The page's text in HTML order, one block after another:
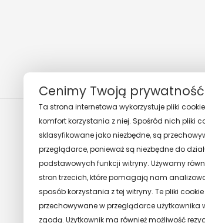
Cenimy Twoją prywatność
Ta strona internetowa wykorzystuje pliki
komfort korzystania z niej. Spośród nich pliki
sklasyfikowane jako niezbędne, są
przeglądarce, ponieważ są niezbędne do
podstawowych funkcji witryny. Używamy
stron trzecich, które pomagają nam
sposób korzystania z tej witryny. Te pliki
przechowywane w przeglądarce użytkownika
zgodą. Użytkownik ma również możliwość